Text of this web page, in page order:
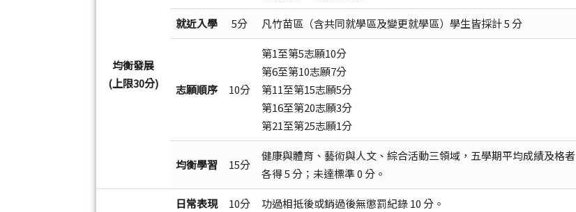
均衡發展
(上限30分)
就近入學 5分 凡竹苗區（含共同就學區及變更就學區）學生皆採計 5 分
志願順序 10分
第1至第5志願10分
第6至第10志願7分
第11至第15志願5分
第16至第20志願3分
第21至第25志願1分
均衡學習 15分
健康與體育、藝術與人文、綜合活動三領域，五學期平均成績及格者
各得 5 分；未達標準 0 分。
日常表現 10分 功過相抵後或銷過後無懲罰紀錄 10 分。